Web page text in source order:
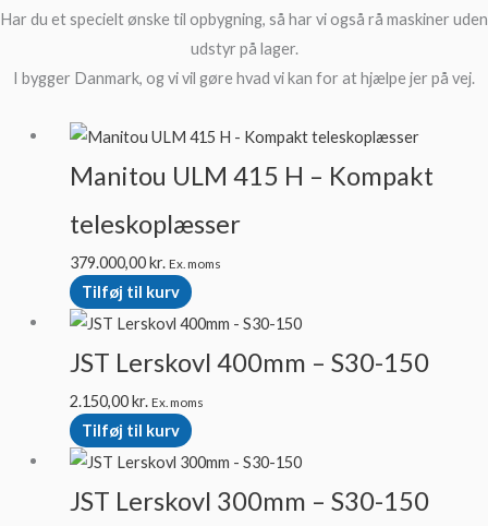
Har du et specielt ønske til opbygning, så har vi også rå maskiner uden
udstyr på lager.
I bygger Danmark, og vi vil gøre hvad vi kan for at hjælpe jer på vej.
Manitou ULM 415 H – Kompakt
teleskoplæsser
379.000,00kr. Ex. moms
Tilføj til kurv
JST Lerskovl 400mm – S30-150
2.150,00kr. Ex. moms
Tilføj til kurv
JST Lerskovl 300mm – S30-150